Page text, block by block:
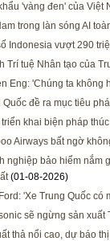
'vàng đen' của Việt
trong làn sóng AI
Indonesia vượt 290
Trí tuệ Nhân tạo của
Eng: 'Chúng ta không
Quốc đề ra mục tiêu
khai biện pháp
Airways bất ngờ
nghiệp bảo hiểm nắm
(01-08-2026)
'Xe Trung Quốc có
sẽ ngừng sản xuất
thả nổi cao, dự báo